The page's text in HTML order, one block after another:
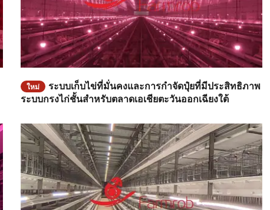
ใหม่
ระบบเก็บไข่ที่มั่นคงและการกําจัดปุ๋ยที่มีประสิทธิภาพ
ระบบกรงไก่ชั้นสําหรับตลาดเอเชียตะวันออกเฉียงใต้